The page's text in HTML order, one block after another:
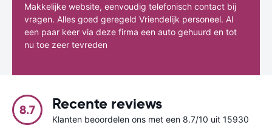
Makkelijke website, eenvoudig telefonisch contact bij
vragen. Alles goed geregeld Vriendelijk personeel. Al
een paar keer via deze firma een auto gehuurd en tot
nu toe zeer tevreden
8.7 Recente reviews
Klanten beoordelen ons met een 8.7/10 uit 15930